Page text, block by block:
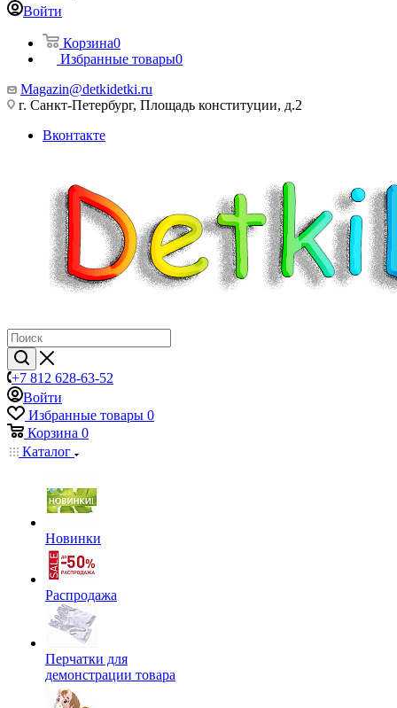
Войти
Корзина0
Избранные товары0
Magazin@detkidetki.ru
г. Санкт-Петербург, Площадь конституции, д.2
Вконтакте
+7 812 628-63-52
Войти
Избранные товары 0
Корзина 0
Каталог
Новинки
Распродажа
Перчатки для
демонстрации товара